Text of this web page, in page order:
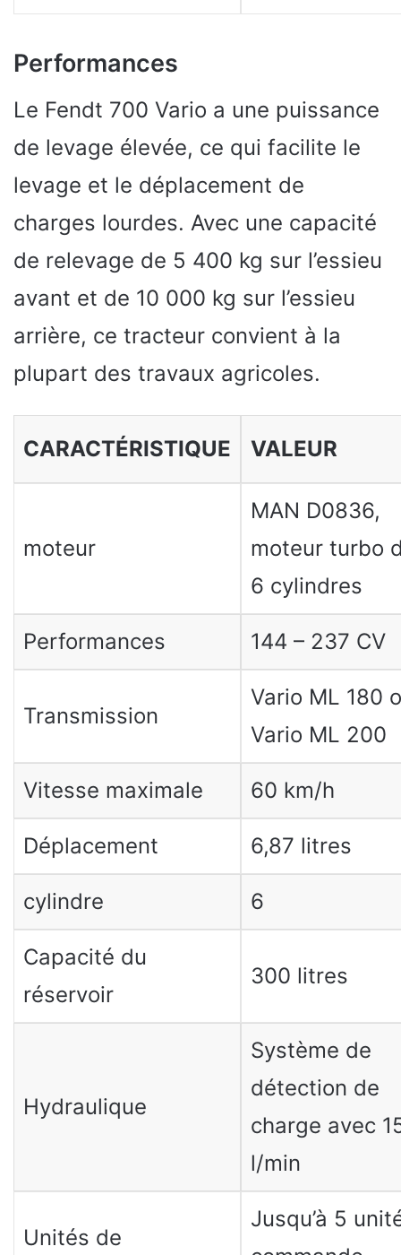
Performances
Le Fendt 700 Vario a une puissance
de levage élevée, ce qui facilite le
levage et le déplacement de
charges lourdes. Avec une capacité
de relevage de 5 400 kg sur l’essieu
avant et de 10 000 kg sur l’essieu
arrière, ce tracteur convient à la
plupart des travaux agricoles.
CARACTÉRISTIQUE VALEUR
moteur
MAN D0836,
moteur turbo
6 cylindres
Performances 144 – 237 CV
Transmission
Vario ML 180
Vario ML 200
Vitesse maximale 60 km/h
Déplacement 6,87 litres
cylindre 6
Capacité du
réservoir
300 litres
Hydraulique
Système de
détection de
charge avec
l/min
Unités de
Jusqu’à 5